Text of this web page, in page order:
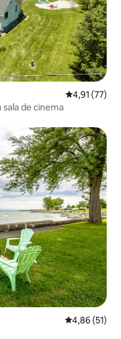
4,91 de uma
4,91 (77)
de cinema
4,86 de uma
4,86 (51)